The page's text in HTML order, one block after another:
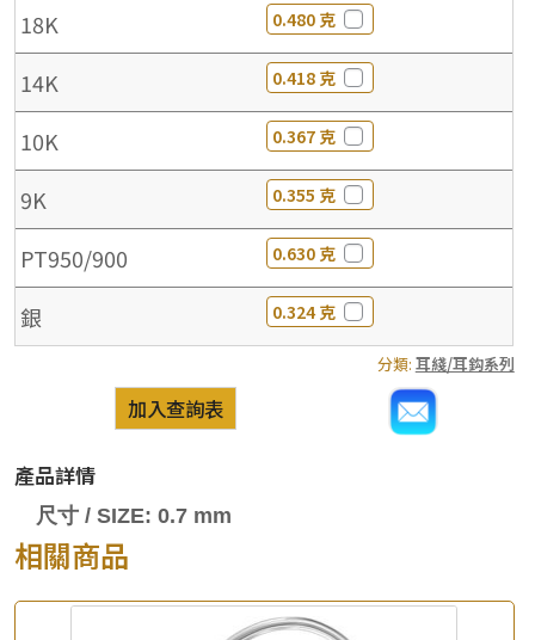
18K 0.480 克
14K 0.418 克
10K 0.367 克
9K 0.355 克
PT950/900 0.630 克
銀 0.324 克
分類: 耳綫/耳鈎系列
加入查詢表
產品詳情
尺寸 / SIZE: 0.7 mm
相關商品